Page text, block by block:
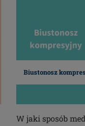
Biustonosz
W jaki sposób